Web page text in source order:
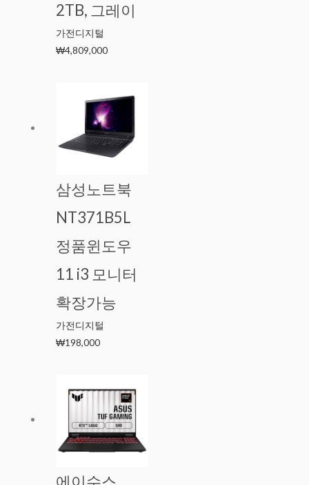
2TB, 그레이
가전디지털
₩4,809,000
삼성노트북
NT371B5L
정품윈도우
11 i3 모니터
확장가능
가전디지털
₩198,000
에이수스